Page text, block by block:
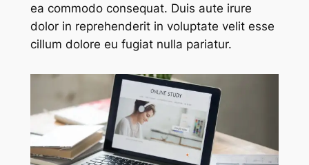
ea commodo consequat. Duis aute irure
dolor in reprehenderit in voluptate velit esse
cillum dolore eu fugiat nulla pariatur.